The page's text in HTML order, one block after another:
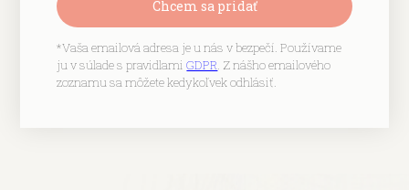
Chcem sa pridať
*Vaša emailová adresa je u nás v bezpečí. Používame
ju v súlade s pravidlamiGDPR. Z nášho emailového
zoznamu sa môžete kedykoľvek odhlásiť.